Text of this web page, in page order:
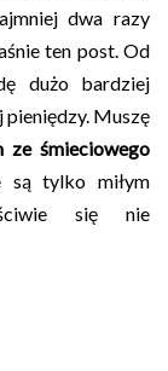
dwa razy
ten post. Od
dużo bardziej
Muszę
ze śmieciowego
są tylko miłym
się nie